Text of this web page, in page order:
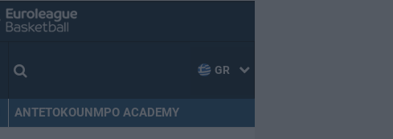
GR
ANTETOKOUNMPO ACADEMY